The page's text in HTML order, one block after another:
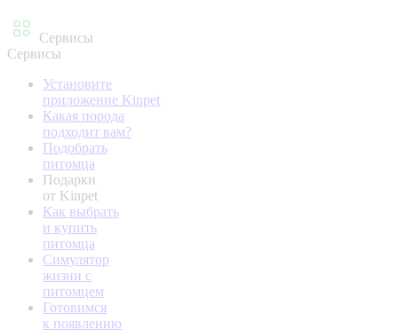
Сервисы
Сервисы
Установите
приложение Kinpet
Какая порода
подходит вам?
Подобрать
питомца
Подарки
от Kinpet
Как выбрать
и купить
питомца
Симулятор
жизни с
питомцем
Готовимся
к появлению